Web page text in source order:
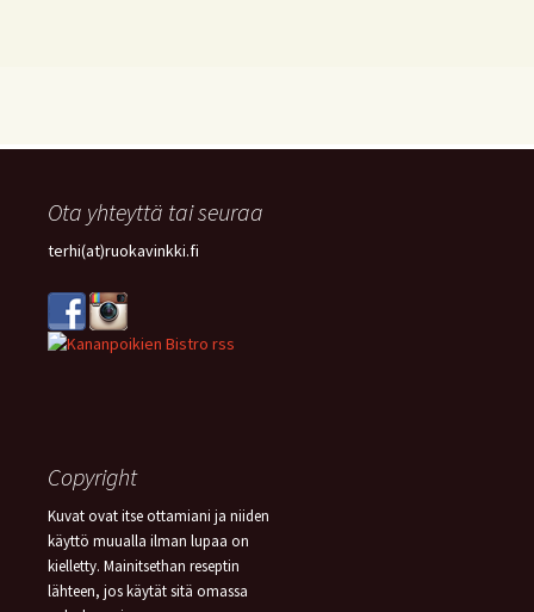
Ota yhteyttä tai seuraa
terhi(at)ruokavinkki.fi
Copyright
Kuvat ovat itse ottamiani ja niiden
käyttö muualla ilman lupaa on
kielletty. Mainitsethan reseptin
lähteen, jos käytät sitä omassa